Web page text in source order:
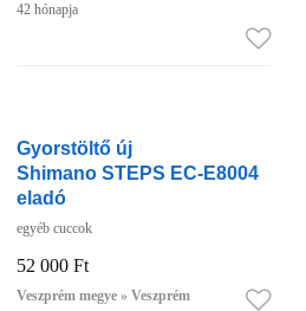
42 hónapja
Gyorstöltő új
Shimano STEPS EC-E8004
eladó
egyéb cuccok
52 000 Ft
Veszprém megye » Veszprém